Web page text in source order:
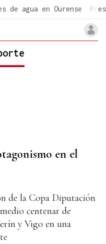
de agua en Ourense
en el
de la Copa Diputación
centenar de
y Vigo en una